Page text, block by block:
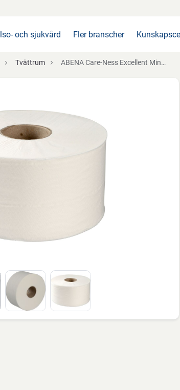
och sjukvård Fler branscher
Tvättrum ABENA Care-Ness Excellent Minus, 2 lager, Mini, 190m x 9,5cm, Ø19,5cm, vit, nyfiber